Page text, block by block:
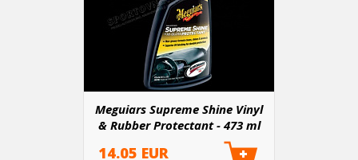
Meguiars Supreme Shine Vinyl
& Rubber Protectant - 473 ml
14.05 EUR